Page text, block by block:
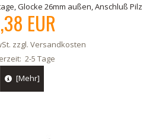
Glocke 26mm außen, Anschluß Pilz
EUR
zzgl. Versandkosten
2-5 Tage
[Mehr]